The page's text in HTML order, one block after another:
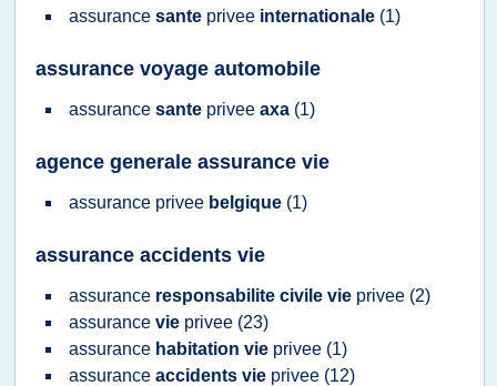
assurance sante privee internationale (1)
assurance voyage automobile
assurance sante privee axa (1)
agence generale assurance vie
assurance privee belgique (1)
assurance accidents vie
assurance responsabilite civile vie privee (2)
assurance vie privee (23)
assurance habitation vie privee (1)
assurance accidents vie privee (12)